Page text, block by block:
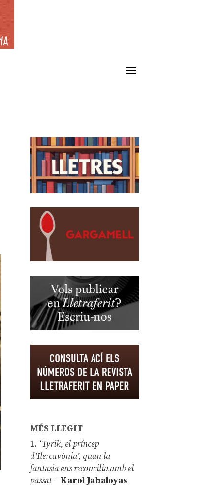
MÉS LLEGIT
1. ‘Tyrik, el príncep
d’Ilercavònia’, quan la
fantasia ens reconcilia amb el
passat– Karol Jabaloyas